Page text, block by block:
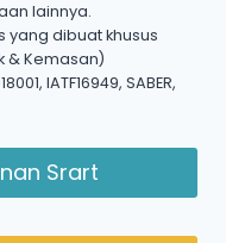
lainnya.
yang dibuat khusus
& Kemasan)
IATF16949, SABER,
Srart